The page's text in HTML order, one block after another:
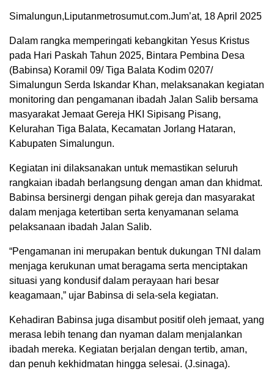
Simalungun,Liputanmetrosumut.com.Jum’at, 18 April 2025
Dalam rangka memperingati kebangkitan Yesus Kristus
pada Hari Paskah Tahun 2025, Bintara Pembina Desa
(Babinsa) Koramil 09/ Tiga Balata Kodim 0207/
Simalungun Serda Iskandar Khan, melaksanakan kegiatan
monitoring dan pengamanan ibadah Jalan Salib bersama
masyarakat Jemaat Gereja HKI Sipisang Pisang,
Kelurahan Tiga Balata, Kecamatan Jorlang Hataran,
Kabupaten Simalungun.
Kegiatan ini dilaksanakan untuk memastikan seluruh
rangkaian ibadah berlangsung dengan aman dan khidmat.
Babinsa bersinergi dengan pihak gereja dan masyarakat
dalam menjaga ketertiban serta kenyamanan selama
pelaksanaan ibadah Jalan Salib.
“Pengamanan ini merupakan bentuk dukungan TNI dalam
menjaga kerukunan umat beragama serta menciptakan
situasi yang kondusif dalam perayaan hari besar
keagamaan,” ujar Babinsa di sela-sela kegiatan.
Kehadiran Babinsa juga disambut positif oleh jemaat, yang
merasa lebih tenang dan nyaman dalam menjalankan
ibadah mereka. Kegiatan berjalan dengan tertib, aman,
dan penuh kekhidmatan hingga selesai. (J.sinaga).